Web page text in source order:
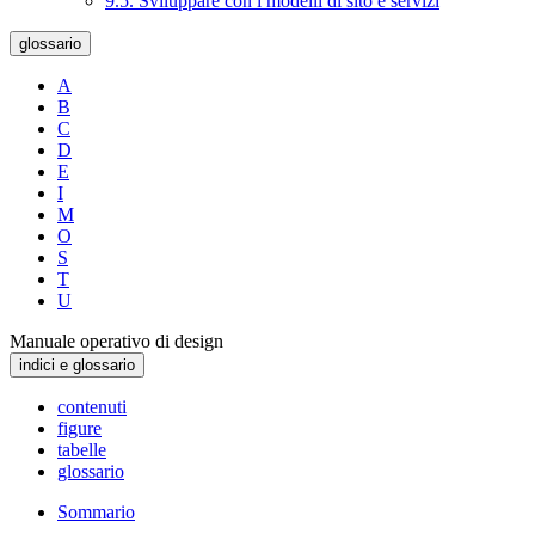
glossario
A
B
C
D
E
I
M
O
S
T
U
Manuale operativo di design
indici e glossario
contenuti
figure
tabelle
glossario
Sommario